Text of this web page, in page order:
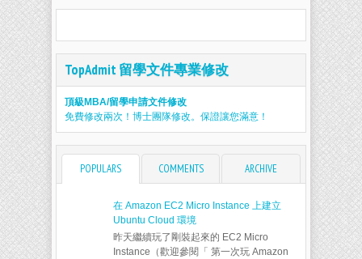
TopAdmit 留學文件專業修改
頂級MBA/留學申請文件修改
免費修改兩次！博士團隊修改。保證讓您滿意！
POPULARS COMMENTS ARCHIVE
在 Amazon EC2 Micro Instance 上建立
Ubuntu Cloud 環境
昨天繼續玩了剛裝起來的 EC2 Micro
Instance（歡迎參閱「 第一次玩 Amazon